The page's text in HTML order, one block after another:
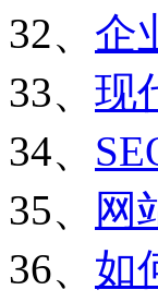
32、 企
33、 现
34、
35、
网
36、 如